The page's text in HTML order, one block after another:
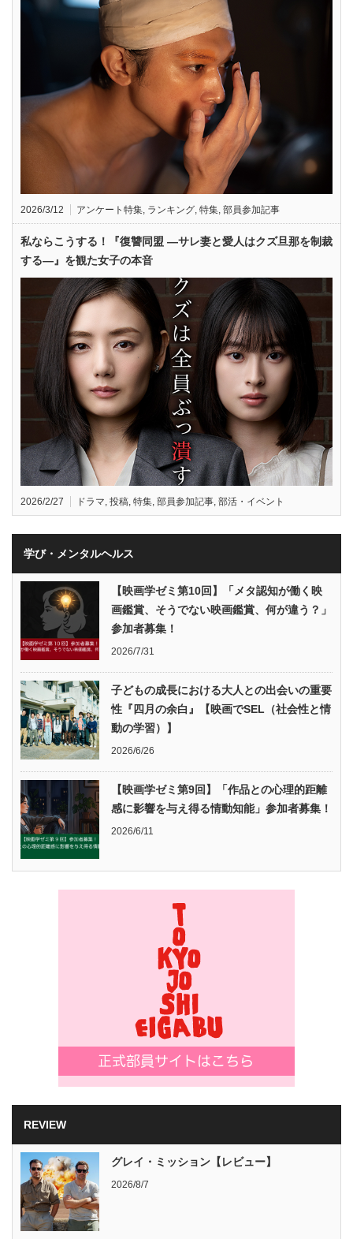
2026/3/12 アンケート特集, ランキング, 特集, 部員参加記事
私ならこうする！『復讐同盟 —サレ妻と愛人はクズ旦那を制裁
する—』を観た女子の本音
2026/2/27 ドラマ, 投稿, 特集, 部員参加記事, 部活・イベント
学び・メンタルヘルス
【映画学ゼミ第10回】「メタ認知が働く映
画鑑賞、そうでない映画鑑賞、何が違う？」
参加者募集！
2026/7/31
子どもの成長における大人との出会いの重要
性『四月の余白』【映画でSEL（社会性と情
動の学習）】
2026/6/26
【映画学ゼミ第9回】「作品との心理的距離
感に影響を与え得る情動知能」参加者募集！
2026/6/11
REVIEW
グレイ・ミッション【レビュー】
2026/8/7